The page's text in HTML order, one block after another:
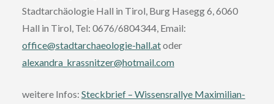
Stadtarchäologie Hall in Tirol, Burg Hasegg 6, 6060
Hall in Tirol, Tel: 0676/6804344, Email:
office@stadtarchaeologie-hall.atoder
alexandra_krassnitzer@hotmail.com
weitere Infos: Steckbrief – Wissensrallye Maximilian-